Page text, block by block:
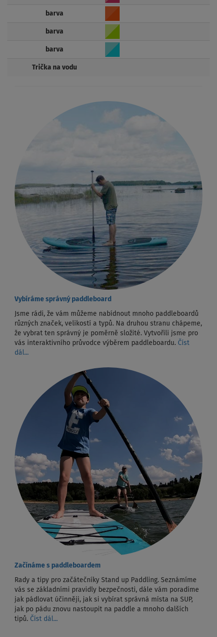
barva
barva
barva
Trička na vodu
Vybíráme správný paddleboard
Jsme rádi, že vám můžeme nabídnout mnoho paddleboardů
různých značek, velikostí a typů. Na druhou stranu chápeme,
že vybrat ten správný je poměrně složité. Vytvořili jsme pro
vás interaktivního průvodce výběrem paddleboardu. Číst
dál...
Začínáme s paddleboardem
Rady a tipy pro začátečníky Stand up Paddling. Seznámíme
vás se základními pravidly bezpečnosti, dále vám poradíme
jak pádlovat účinněji, jak si vybírat správná místa na SUP,
jak po pádu znovu nastoupit na paddle a mnoho dalších
tipů. Číst dál...